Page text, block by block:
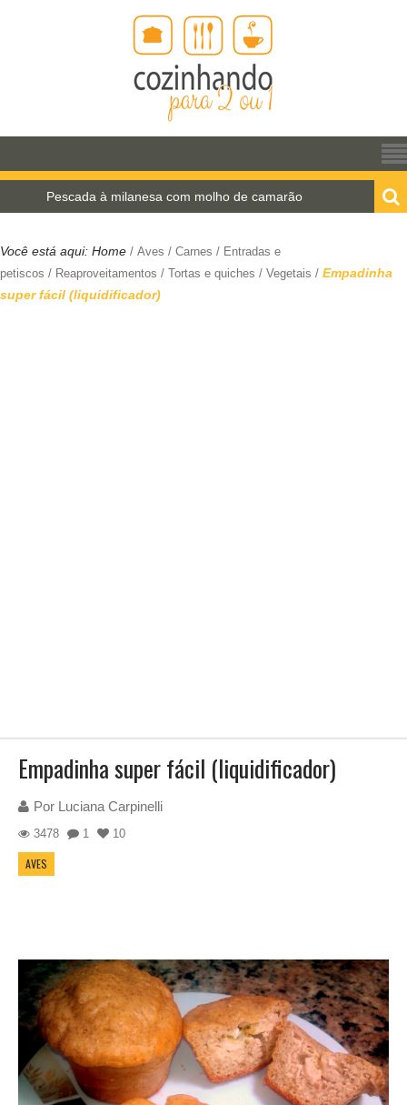
Pescada à milanesa com molho de camarão
Você está aqui: Home / Aves / Carnes / Entradas e
petiscos / Reaproveitamentos / Tortas e quiches / Vegetais / Empadinha
super fácil (liquidificador)
Empadinha super fácil (liquidificador)
Por Luciana Carpinelli
3478 1 10
AVES